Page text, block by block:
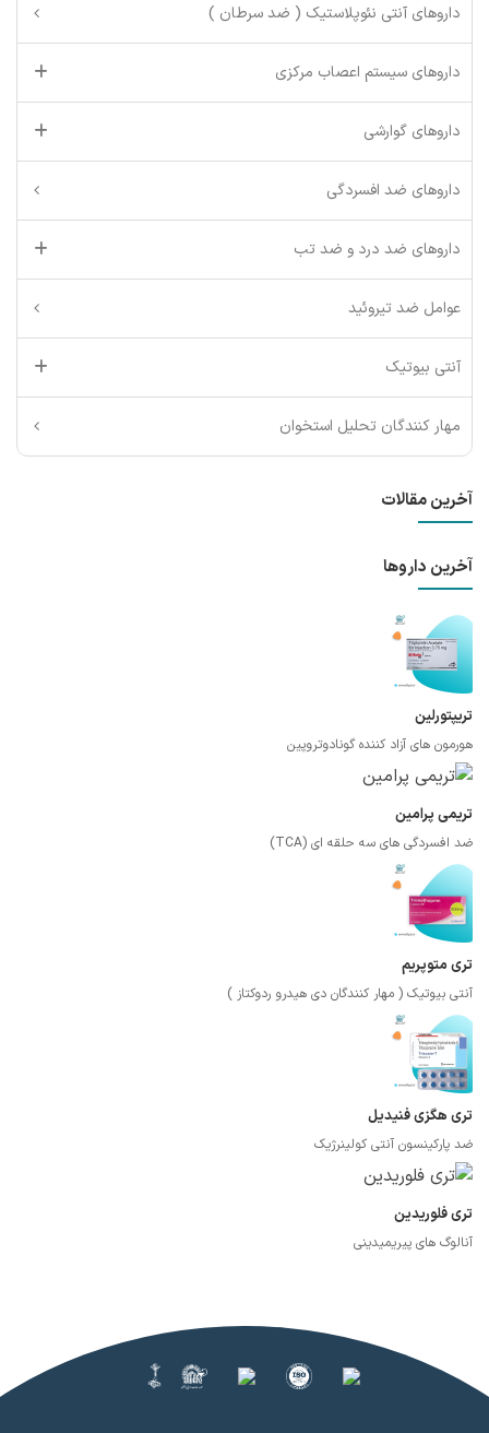
داروهای آنتی نئوپلاستیک ( ضد سرطان )
داروهای سیستم اعصاب مرکزی
داروهای گوارشی
داروهای ضد افسردگی
داروهای ضد درد و ضد تب
عوامل ضد تیروئید
آنتی بیوتیک
مهار کنندگان تحلیل استخوان
آخرین مقالات
آخرین داروها
تریپتورلین
هورمون های آزاد کننده گونادوتروپین
تریمی پرامین
ضد افسردگی های سه حلقه ای (TCA)
تری متوپریم
آنتی بیوتیک ( مهار کنندگان دی هیدرو ردوکتاز )
تری هگزی فنیدیل
ضد پارکینسون آنتی کولینرژیک
تری فلوریدین
آنالوگ های پیریمیدینی